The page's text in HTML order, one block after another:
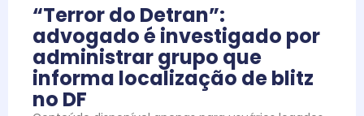
“Terror do Detran”:
advogado é investigado por
administrar grupo que
informa localização de blitz
no DF